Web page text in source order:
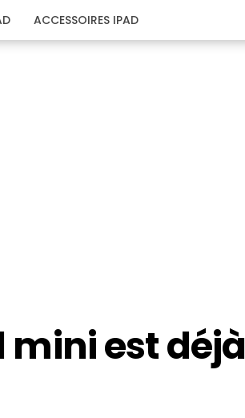
ACCESSOIRES IPAD
mini est déjà